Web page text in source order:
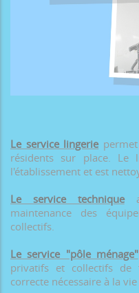
Le service lingeriepermet
résidents sur place. Le
l'établissement et est
Le service technique
maintenance des
collectifs.
Le service "pôle ménage"
privatifs et collectifs de
correcte nécessaire à la